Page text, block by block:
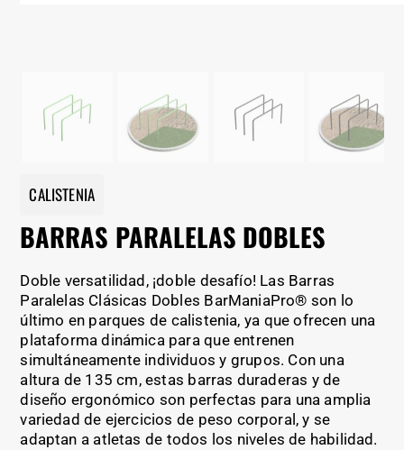
CALISTENIA
BARRAS PARALELAS DOBLES
Doble versatilidad, ¡doble desafío! Las Barras
Paralelas Clásicas Dobles BarManiaPro® son lo
último en parques de calistenia, ya que ofrecen una
plataforma dinámica para que entrenen
simultáneamente individuos y grupos. Con una
altura de 135 cm, estas barras duraderas y de
diseño ergonómico son perfectas para una amplia
variedad de ejercicios de peso corporal, y se
adaptan a atletas de todos los niveles de habilidad.